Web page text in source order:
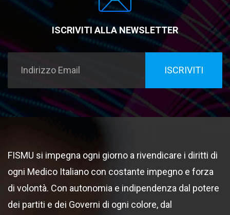
ISCRIVITI ALLA NEWSLETTER
FISMU si impegna ogni giorno a rivendicare i diritti di
ogni Medico Italiano con costante impegno e forza
di volontà. Con autonomia e indipendenza dal potere
dei partiti e dei Governi di ogni colore, dal